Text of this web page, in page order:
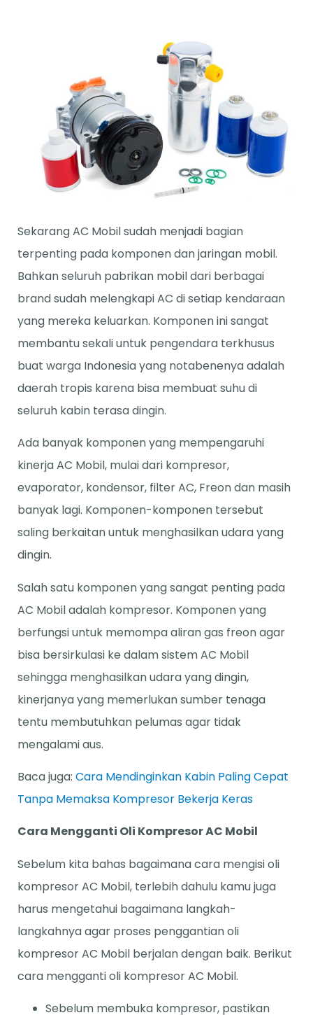
Sekarang AC Mobil sudah menjadi bagian
terpenting pada komponen dan jaringan mobil.
Bahkan seluruh pabrikan mobil dari berbagai
brand sudah melengkapi AC di setiap kendaraan
yang mereka keluarkan. Komponen ini sangat
membantu sekali untuk pengendara terkhusus
buat warga Indonesia yang notabenenya adalah
daerah tropis karena bisa membuat suhu di
seluruh kabin terasa dingin.
Ada banyak komponen yang mempengaruhi
kinerja AC Mobil, mulai dari kompresor,
evaporator, kondensor, filter AC, Freon dan masih
banyak lagi. Komponen-komponen tersebut
saling berkaitan untuk menghasilkan udara yang
dingin.
Salah satu komponen yang sangat penting pada
AC Mobil adalah kompresor. Komponen yang
berfungsi untuk memompa aliran gas freon agar
bisa bersirkulasi ke dalam sistem AC Mobil
sehingga menghasilkan udara yang dingin,
kinerjanya yang memerlukan sumber tenaga
tentu membutuhkan pelumas agar tidak
mengalami aus.
Baca juga: Cara Mendinginkan Kabin Paling Cepat
Tanpa Memaksa Kompresor Bekerja Keras
Cara Mengganti Oli Kompresor AC Mobil
Sebelum kita bahas bagaimana cara mengisi oli
kompresor AC Mobil, terlebih dahulu kamu juga
harus mengetahui bagaimana langkah-
langkahnya agar proses penggantian oli
kompresor AC Mobil berjalan dengan baik. Berikut
cara mengganti oli kompresor AC Mobil.
Sebelum membuka kompresor, pastikan